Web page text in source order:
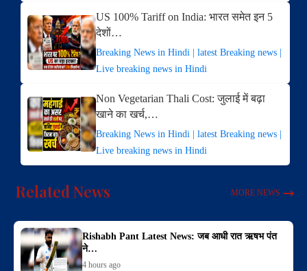
US 100% Tariff on India: भारत समेत इन 5
देशों…
Breaking News in Hindi | latest Breaking news |
Live breaking news in Hindi
Non Vegetarian Thali Cost: जुलाई में बढ़ा
खाने का खर्च,…
Breaking News in Hindi | latest Breaking news |
Live breaking news in Hindi
Related News MORE NEWS
Rishabh Pant Latest News: जब आधी रात ऋषभ पंत
ने…
4 hours ago